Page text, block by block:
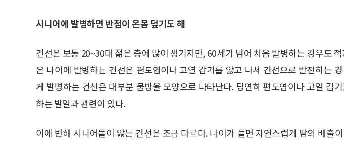
시니어에 발병하면 반점이 온몸 덮기도 해
건선은 보통 20~30대 젊은 층에 많이 생기지만, 60세가 넘어 처음 발병하는 경우도
은 나이에 발병하는 건선은 편도염이나 고열 감기를 앓고 나서 건선으로 발전하는
게 발병하는 건선은 대부분 물방울 모양으로 나타난다. 당연히 편도염이나 고열 감
하는 발열과 관련이 있다.
이에 반해 시니어들이 앓는 건선은 조금 다르다. 나이가 들면 자연스럽게 땀의 배출